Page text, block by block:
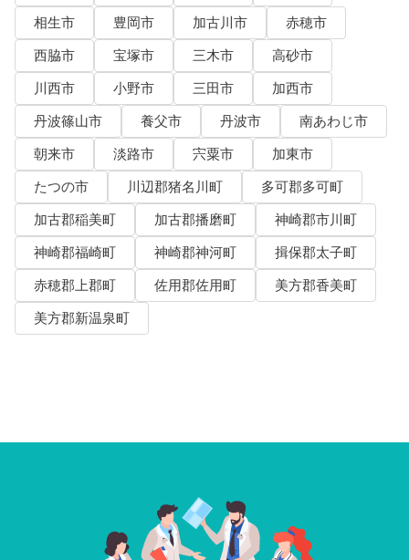
相生市
豊岡市 加古川市
赤穂市
西脇市
宝塚市 三木市
高砂市
川西市
小野市 三田市
加西市
丹波篠山市
養父市 丹波市
南あわじ市
朝来市
淡路市 宍粟市
加東市
たつの市
川辺郡猪名川町
多可郡多可町
加古郡稲美町
加古郡播磨町
神崎郡市川町
神崎郡福崎町
神崎郡神河町
揖保郡太子町
赤穂郡上郡町
佐用郡佐用町
美方郡香美町
美方郡新温泉町